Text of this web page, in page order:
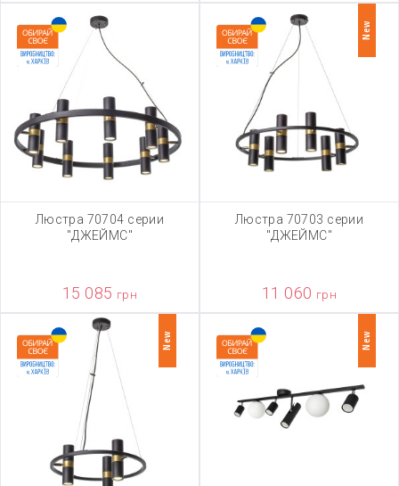
Люстра 70704 серии
"ДЖЕЙМС"
15 085 грн
New
Люстра 70703 серии
"ДЖЕЙМС"
11 060 грн
New New